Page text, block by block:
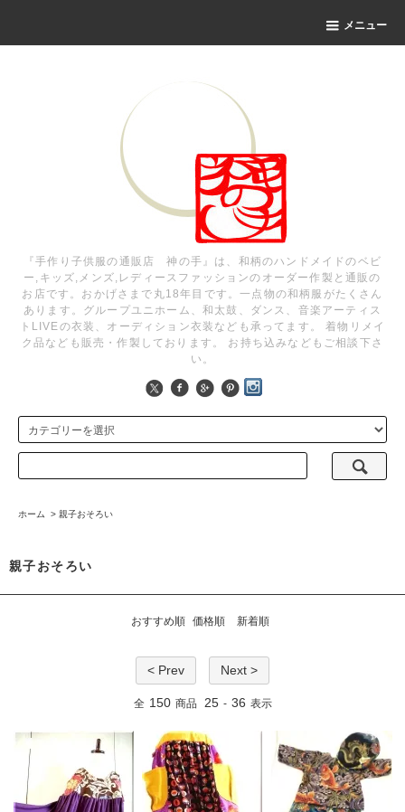
メニュー
『手作り子供服の通販店 神の手』は、和柄のハンドメイドのベビ
ー,キッズ,メンズ,レディースファッションのオーダー作製と通販の
お店です。おかげさまで丸18年目です。一点物の和柄服がたくさん
あります。グループユニホーム、和太鼓、ダンス、音楽アーティス
トLIVEの衣装、オーディション衣装なども承ってます。 着物リメイ
ク品なども販売・作製しております。 お持ち込みなどもご相談下さ
い。
ホーム > 親子おそろい
親子おそろい
おすすめ順 価格順 新着順
< Prev Next >
全 150 商品 25 - 36 表示